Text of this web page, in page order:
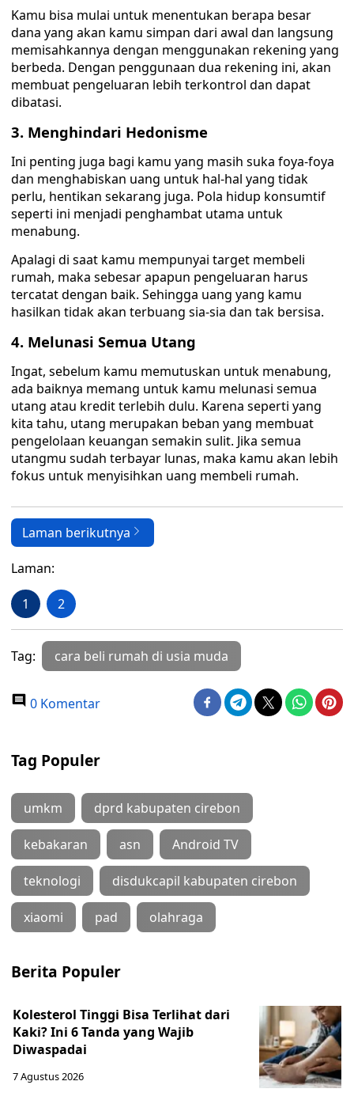
Kamu bisa mulai untuk menentukan berapa besar
dana yang akan kamu simpan dari awal dan langsung
memisahkannya dengan menggunakan rekening yang
berbeda. Dengan penggunaan dua rekening ini, akan
membuat pengeluaran lebih terkontrol dan dapat
dibatasi.
3. Menghindari Hedonisme
Ini penting juga bagi kamu yang masih suka foya-foya
dan menghabiskan uang untuk hal-hal yang tidak
perlu, hentikan sekarang juga. Pola hidup konsumtif
seperti ini menjadi penghambat utama untuk
menabung.
Apalagi di saat kamu mempunyai target membeli
rumah, maka sebesar apapun pengeluaran harus
tercatat dengan baik. Sehingga uang yang kamu
hasilkan tidak akan terbuang sia-sia dan tak bersisa.
4. Melunasi Semua Utang
Ingat, sebelum kamu memutuskan untuk menabung,
ada baiknya memang untuk kamu melunasi semua
utang atau kredit terlebih dulu. Karena seperti yang
kita tahu, utang merupakan beban yang membuat
pengelolaan keuangan semakin sulit. Jika semua
utangmu sudah terbayar lunas, maka kamu akan lebih
fokus untuk menyisihkan uang membeli rumah.
Laman berikutnya
Laman:
1 2
Tag: cara beli rumah di usia muda
0 Komentar
Tag Populer
umkm dprd kabupaten cirebon
kebakaran asn Android TV
teknologi disdukcapil kabupaten cirebon
xiaomi pad olahraga
Berita Populer
Kolesterol Tinggi Bisa Terlihat dari
Kaki? Ini 6 Tanda yang Wajib
Diwaspadai
7 Agustus 2026